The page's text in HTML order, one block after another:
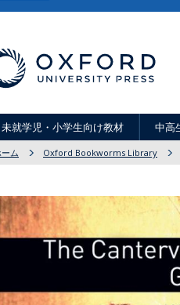
未就学児・小学生向け教材 中高
ム Oxford Bookworms Library